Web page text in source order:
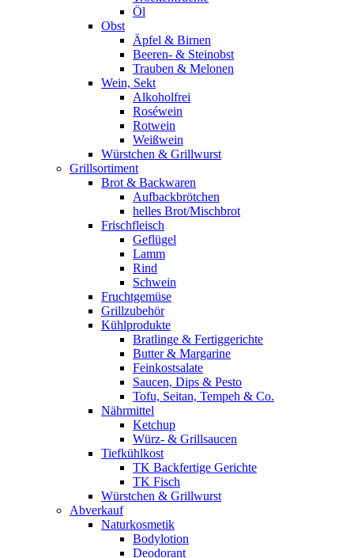
Öl
Obst
Äpfel & Birnen
Beeren- & Steinobst
Trauben & Melonen
Wein, Sekt
Alkoholfrei
Roséwein
Rotwein
Weißwein
Würstchen & Grillwurst
Grillsortiment
Brot & Backwaren
Aufbackbrötchen
helles Brot/Mischbrot
Frischfleisch
Geflügel
Lamm
Rind
Schwein
Fruchtgemüse
Grillzubehör
Kühlprodukte
Bratlinge & Fertiggerichte
Butter & Margarine
Feinkostsalate
Saucen, Dips & Pesto
Tofu, Seitan, Tempeh & Co.
Nährmittel
Ketchup
Würz- & Grillsaucen
Tiefkühlkost
TK Backfertige Gerichte
TK Fisch
Würstchen & Grillwurst
Abverkauf
Naturkosmetik
Bodylotion
Deodorant